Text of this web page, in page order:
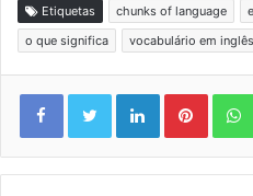
Etiquetas chunks of language
o que significa
vocabulário em inglês
Linkedin